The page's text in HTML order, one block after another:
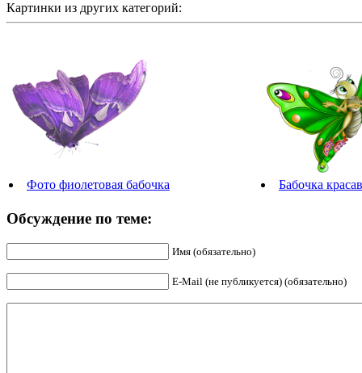
Картинки из других категорий:
Фото фиолетовая бабочка Бабочка
Обсуждение по теме:
Имя (обязательно)
E-Mail (не публикуется) (обязательно)